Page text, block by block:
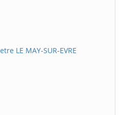
LE MAY-SUR-EVRE